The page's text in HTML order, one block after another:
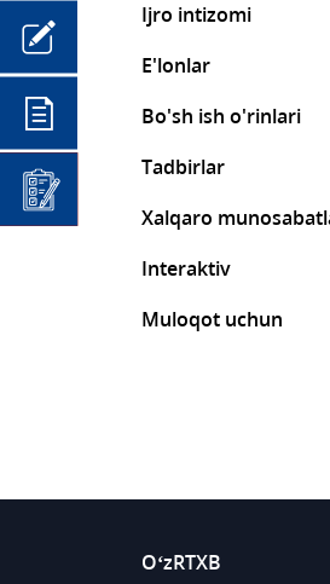
Ijro intizomi
E'lonlar
Bo'sh ish o'rinlari
Tadbirlar
Xalqaro
Interaktiv
Muloqot uchun
O‘zRTXB